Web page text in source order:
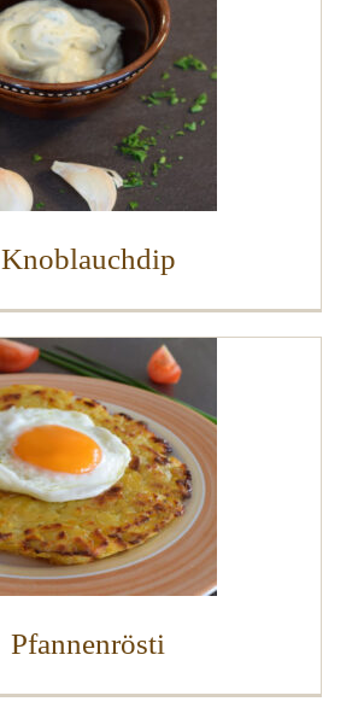
Knoblauchdip
Pfannenrösti